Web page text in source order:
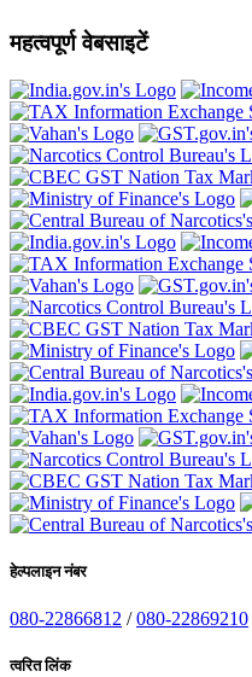
महत्वपूर्ण वेबसाइटें
हेल्पलाइन नंबर
080-22866812 /080-22869210
त्वरित लिंक